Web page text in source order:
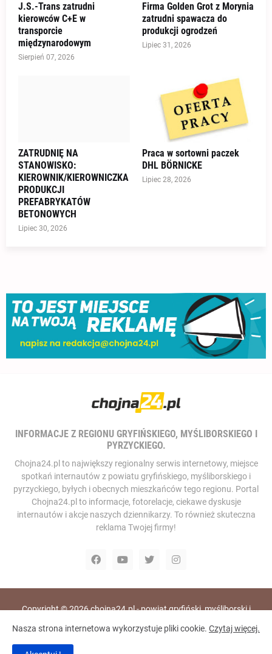
J.S.-Trans zatrudni
kierowców C+E w
transporcie
międzynarodowym
Sierpień 07, 2026
Firma Golden Grot z Morynia
zatrudni spawacza do
produkcji ogrodzeń
Lipiec 31, 2026
ZATRUDNIĘ NA
STANOWISKO:
KIEROWNIK/KIEROWNICZKA
PRODUKCJI
PREFABRYKATÓW
BETONOWYCH
Lipiec 30, 2026
Praca w sortowni paczek
DHL BÖRNICKE
Lipiec 28, 2026
INFORMACJE Z REGIONU GRYFIŃSKIEGO, MYŚLIBORSKIEGO I
PYRZYCKIEGO.
Chojna24.pl to największy regionalny serwis internetowy, miejsce
spotkań internautów z powiatu gryfińskiego, myśliborskiego i
pyrzyckiego, byłych i obecnych mieszkańców tego regionu. Portal
Chojna24.pl to informacje, fotorelacje, ciekawe dyskusje
internautów i akcje naszych dziennikarzy. To również skuteczna
reklama Twojej firmy!
Copyright ©2026chojna24.pl - powiat gryfiński, myśliborski i
Nasza strona internetowa wykorzystuje pliki cookie. Czytaj więcej.